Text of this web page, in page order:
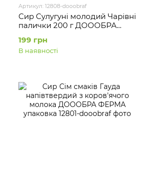
Артикул: 12808-dooobraf
Сир Сулугуні молодий Чарівні
палички 200 г ДОООБРА
199 грн
В наявності